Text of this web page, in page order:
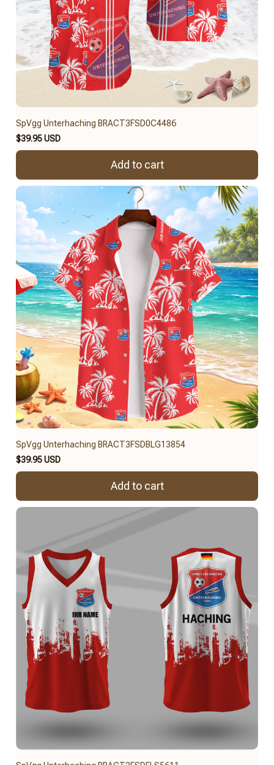
SpVgg Unterhaching BRACT3FSD0C4486
$39.95 USD
Add to cart
SpVgg Unterhaching BRACT3FSDBLG13854
$39.95 USD
Add to cart